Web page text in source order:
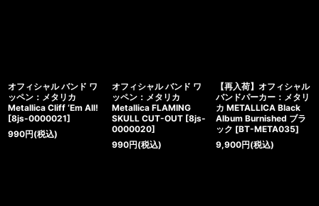
オフィシャル バンド ワ
ッペン：メタリカ
Metallica Cliff ‘Em All!
[8js-0000021]
990円(税込)
オフィシャル バンド ワ
ッペン：メタリカ
Metallica FLAMING
SKULL CUT-OUT [8js-
0000020]
990円(税込)
【再入荷】オフィシャル
バンドパーカー：メタリ
カ METALLICA Black
Album Burnished ブラ
ック [BT-META035]
9,900円(税込)